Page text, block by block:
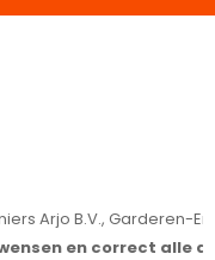
Ermelo
alle afspraken